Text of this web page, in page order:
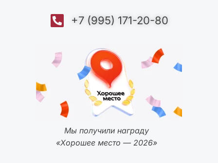
+7 (995) 171-20-80
Мы получили награду
«Хорошее место — 2026»